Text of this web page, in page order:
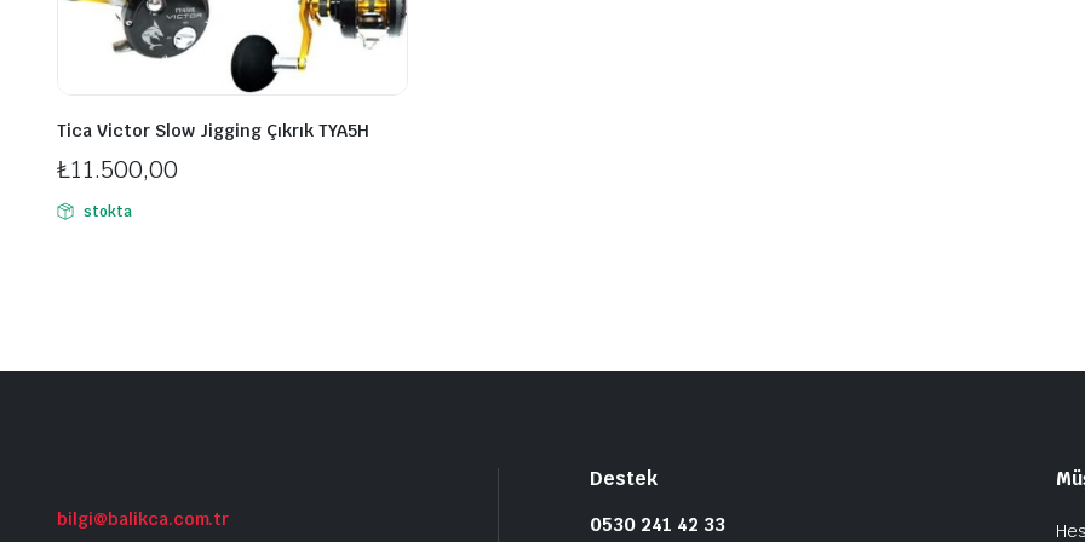
Tica Victor Slow Jigging Çıkrık TYA5H
₺11.500,00
stokta
bilgi@balikca.com.tr
Destek
0530 241 42 33